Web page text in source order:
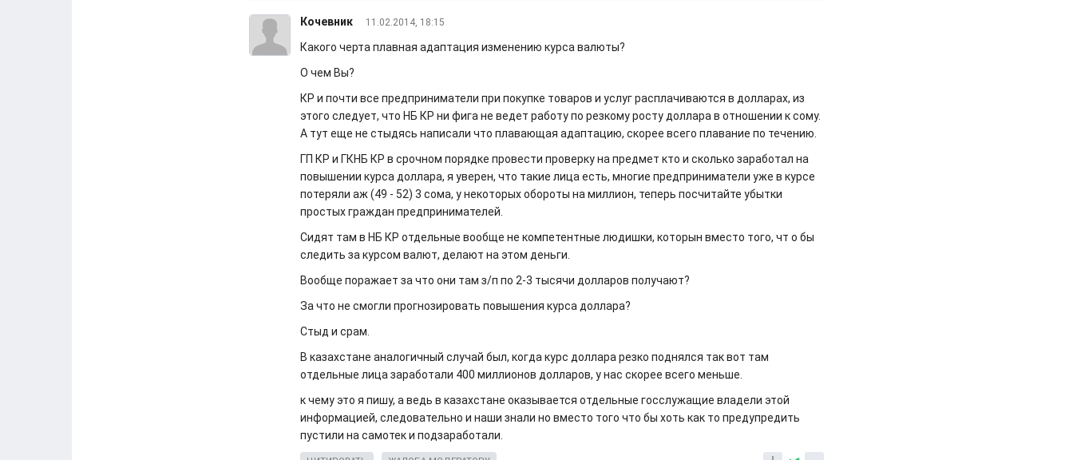
Кочевник 11.02.2014, 18:15
Какого черта плавная адаптация изменению курса валюты?
О чем Вы?
КР и почти все предприниматели при покупке товаров и услуг расплачиваются в долларах, из
этого следует, что НБ КР ни фига не ведет работу по резкому росту доллара в отношении к сому.
А тут еще не стыдясь написали что плавающая адаптацию, скорее всего плавание по течению.
ГП КР и ГКНБ КР в срочном порядке провести проверку на предмет кто и сколько заработал на
повышении курса доллара, я уверен, что такие лица есть, многие предприниматели уже в курсе
потеряли аж (49 - 52) 3 сома, у некоторых обороты на миллион, теперь посчитайте убытки
простых граждан предпринимателей.
Сидят там в НБ КР отдельные вообще не компетентные людишки, которын вместо того, чт о бы
следить за курсом валют, делают на этом деньги.
Вообще поражает за что они там з/п по 2-3 тысячи долларов получают?
За что не смогли прогнозировать повышения курса доллара?
Стыд и срам.
В казахстане аналогичный случай был, когда курс доллара резко поднялся так вот там
отдельные лица заработали 400 миллионов долларов, у нас скорее всего меньше.
к чему это я пишу, а ведь в казахстане оказывается отдельные госслужащие владели этой
информацией, следовательно и наши знали но вместо того что бы хоть как то предупредить
пустили на самотек и подзаработали.